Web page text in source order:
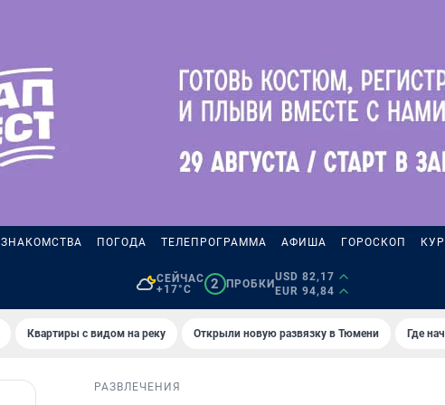
ЗНАКОМСТВА ПОГОДА ТЕЛЕПРОГРАММА АФИША ГОРОСКОП
СЕЙЧАС
+17°C
2 ПРОБКИ
USD 82,17
EUR 94,84
Квартиры с видом на реку Открыли новую развязку в Тюмени Где
РАЗВЛЕЧЕНИЯ